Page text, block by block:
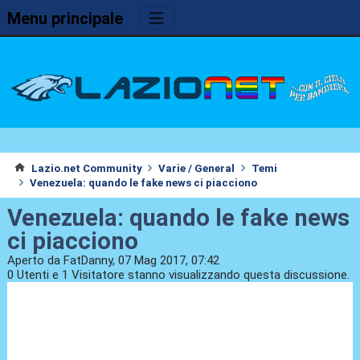
Menu principale
Lazio.net Community Varie / General
Temi
Venezuela: quando le fake news ci piacciono
Venezuela: quando le fake news
ci piacciono
Aperto da FatDanny, 07 Mag 2017, 07:42
0 Utenti e 1 Visitatore stanno visualizzando questa discussione.